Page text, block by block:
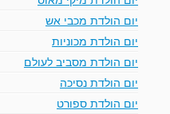
יום הולדת מכבי אש
יום הולדת מכוניות
יום הולדת מסביב לעולם
יום הולדת נסיכה
יום הולדת ספורט